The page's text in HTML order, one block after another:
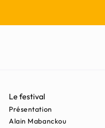
Le festival
Présentation
Alain Mabanckou